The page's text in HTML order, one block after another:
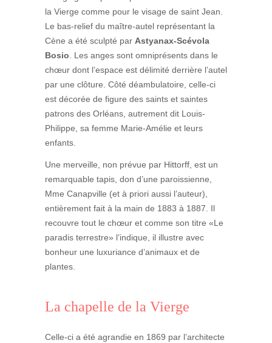
la Vierge comme pour le visage de saint Jean.
Le bas-relief du maître-autel représentant la
Cène a été sculpté par Astyanax-Scévola
Bosio. Les anges sont omniprésents dans le
chœur dont l’espace est délimité derrière l’autel
par une clôture. Côté déambulatoire, celle-ci
est décorée de figure des saints et saintes
patrons des Orléans, autrement dit Louis-
Philippe, sa femme Marie-Amélie et leurs
enfants.
Une merveille, non prévue par Hittorff, est un
remarquable tapis, don d’une paroissienne,
Mme Canapville (et à priori aussi l’auteur),
entièrement fait à la main de 1883 à 1887. Il
recouvre tout le chœur et comme son titre «Le
paradis terrestre» l’indique, il illustre avec
bonheur une luxuriance d’animaux et de
plantes.
La chapelle de la Vierge
Celle-ci a été agrandie en 1869 par l’architecte